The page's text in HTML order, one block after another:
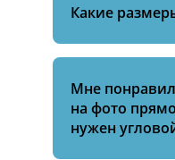
Какие
Мне
на фото
нужен